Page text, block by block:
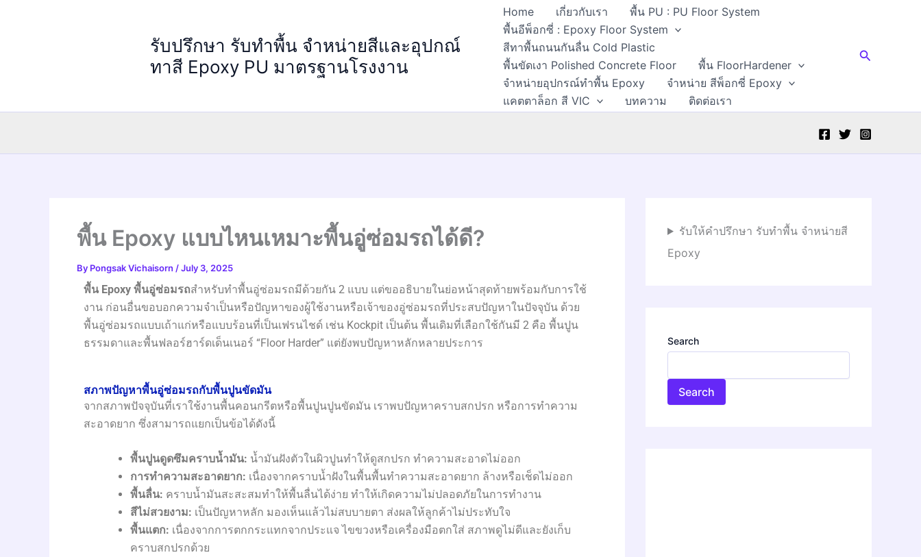
รับปรึกษา รับทำพื้น จำหน่ายสีและอุปกณ์
ทาสี Epoxy PU มาตรฐานโรงงาน
Home เกี่ยวกับเรา
พื้น PU : PU Floor System
พื้นอีพ็อกซี่ : Epoxy Floor System
สีทาพื้นถนนกันลื่น Cold Plastic
พื้นขัดเงา Polished Concrete Floor
พื้น FloorHardener
จำหน่ายอุปกรณ์ทำพื้น Epoxy
จำหน่าย สีพ็อกซี่ Epoxy
แคตตาล็อก สี VIC
บทความ ติดต่อเรา
Search
พื้น Epoxy แบบไหนเหมาะพื้นอู่ซ่อมรถได้ดี?
By Pongsak Vichaisorn /July 3, 2025
พื้น Epoxy พื้นอู่ซ่อมรถสำหรับทำพื้นอู่ซ่อมรถมีด้วยกัน 2 แบบ แต่ขออธิบายในย่อหน้าสุดท้ายพร้อมกับการใช้
งาน ก่อนอื่นขอบอกความจำเป็นหรือปัญหาของผู้ใช้งานหรือเจ้าของอู่ซ่อมรถที่ประสบปัญหาในปัจจุบัน ด้วย
พื้นอู่ซ่อมรถแบบเถ้าแก่หรือแบบร้อนที่เป็นเฟรนไชด์ เช่น Kockpit เป็นต้น พื้นเดิมที่เลือกใช้กันมี 2 คือ พื้นปูน
ธรรมดาและพื้นฟลอร์ฮาร์ดเด็นเนอร์ “Floor Harder” แต่ยังพบปัญหาหลักหลายประการ
สภาพปัญหาพื้นอู่ซ่อมรถกับพื้นปูนขัดมัน
จากสภาพปัจจุบันที่เราใช้งานพื้นคอนกรีตหรือพื้นปูนปูนขัดมัน เราพบปัญหาคราบสกปรก หรือการทำความ
สะอาดยาก ซึ่งสามารถแยกเป็นข้อได้ดังนี้
พื้นปูนดูดซึมคราบน้ำมัน: น้ำมันฝังตัวในผิวปูนทำให้ดูสกปรก ทำความสะอาดไม่ออก
การทำความสะอาดยาก: เนื่องจากคราบน้ำฝังในพื้นพื้นทำความสะอาดยาก ล้างหรือเช็ดไม่ออก
พื้นลื่น: คราบน้ำมันสะสะสมทำให้พื้นลื่นได้ง่าย ทำให้เกิดความไม่ปลอดภัยในการทำงาน
สีไม่สวยงาม: เป็นปัญหาหลัก มองเห็นแล้วไม่สบบายตา ส่งผลให้ลูกค้าไม่ประทับใจ
พื้นแตก: เนื่องจากการตกกระแทกจากประแจ ไขขวงหรือเครื่องมือตกใส่ สภาพดูไม่ดีและยังเก็บ
คราบสกปรกด้วย
รับให้คำปรึกษา รับทำพื้น จำหน่ายสี
Epoxy
Search
Search